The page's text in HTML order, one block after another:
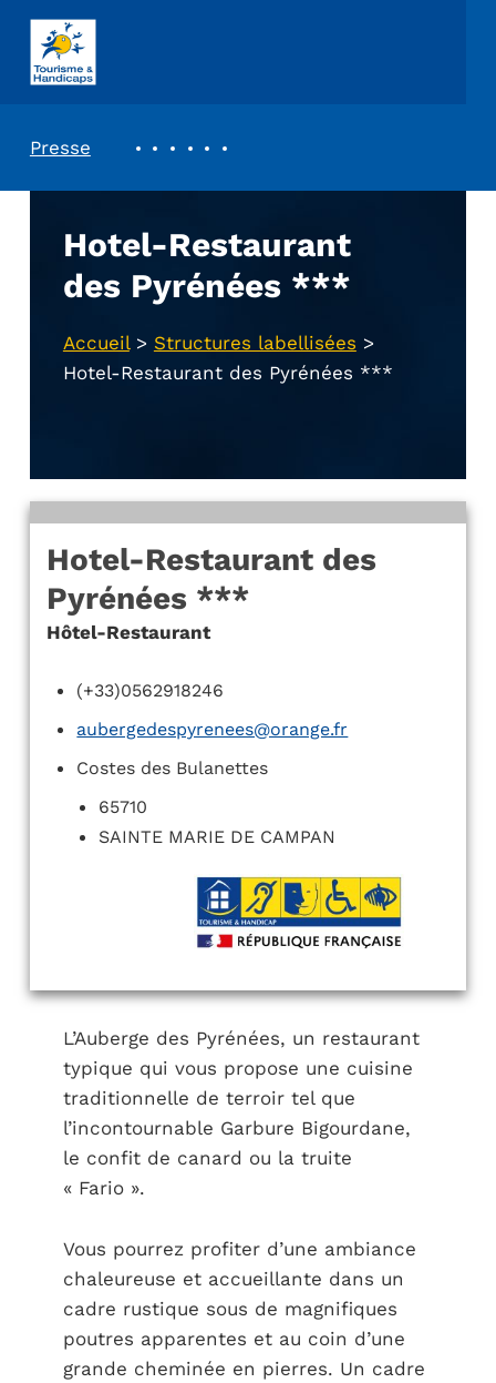
ASSOCIATION TOURISME ET HANDICAPS
Presse
Hotel-Restaurant
des Pyrénées ***
Accueil> Structures labellisées >
Hotel-Restaurant des Pyrénées ***
Hotel-Restaurant des
Pyrénées ***
Hôtel-Restaurant
(+33)0562918246
aubergedespyrenees@orange.fr
Costes des Bulanettes
65710
SAINTE MARIE DE CAMPAN
L’Auberge des Pyrénées, un restaurant
typique qui vous propose une cuisine
traditionnelle de terroir tel que
l’incontournable Garbure Bigourdane,
le confit de canard ou la truite
« Fario ».
Vous pourrez profiter d’une ambiance
chaleureuse et accueillante dans un
cadre rustique sous de magnifiques
poutres apparentes et au coin d’une
grande cheminée en pierres. Un cadre